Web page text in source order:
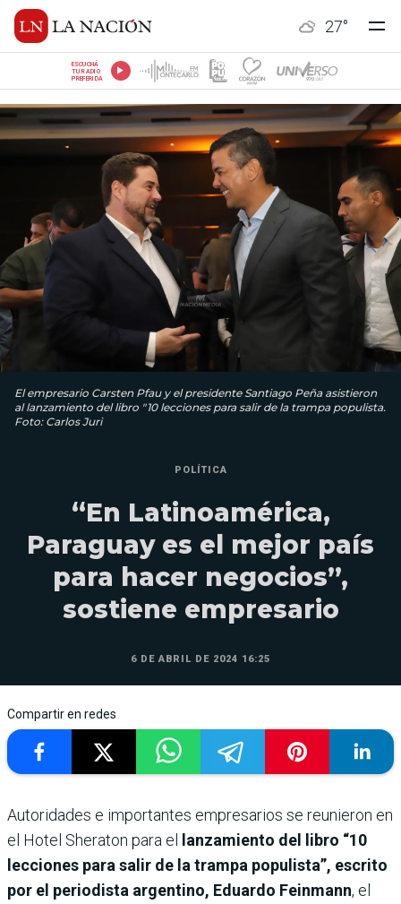
27°
ESCUCHÁ
TU RADIO
PREFERIDA
El empresario Carsten Pfau y el presidente Santiago Peña asistieron
al lanzamiento del libro "10 lecciones para salir de la trampa populista.
Foto: Carlos Juri
POLÍTICA
“En Latinoamérica,
Paraguay es el mejor país
para hacer negocios”,
sostiene empresario
6 DE ABRIL DE 2024 16:25
Compartir en redes
Autoridades e importantes empresarios se reunieron en
el Hotel Sheraton para el lanzamiento del libro “10
lecciones para salir de la trampa populista”, escrito
por el periodista argentino, Eduardo Feinmann, el